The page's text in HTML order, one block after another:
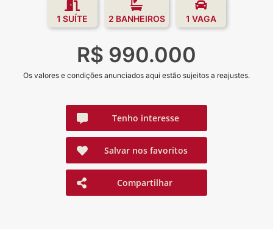
1 SUÍTE 2 BANHEIROS 1 VAGA
R$ 990.000
Os valores e condições anunciados aqui estão sujeitos a reajustes.
Tenho interesse
Salvar nos favoritos
Compartilhar